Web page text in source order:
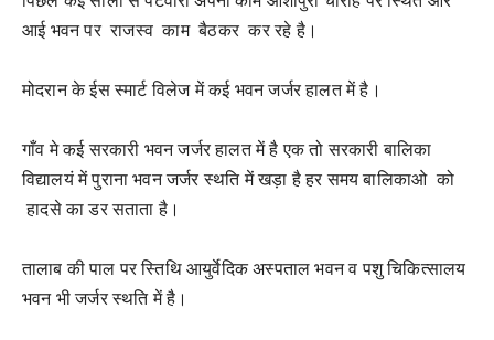
आई भवन पर राजस्व काम बैठकर कर रहे है।
मोदरान के ईस स्मार्ट विलेज में कई भवन जर्जर हालत में है।
गाँव मे कई सरकारी भवन जर्जर हालत में है एक तो सरकारी बालिका
विद्यालयं में पुराना भवन जर्जर स्थति में खड़ा है हर समय बालिकाओ को
हादसे का डर सताता है।
तालाब की पाल पर स्तिथि आयुर्वेदिक अस्पताल भवन व पशु चिकित्सालय
भवन भी जर्जर स्थति में है।